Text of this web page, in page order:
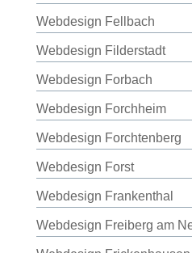
Webdesign Fellbach
Webdesign Filderstadt
Webdesign Forbach
Webdesign Forchheim
Webdesign Forchtenberg
Webdesign Forst
Webdesign Frankenthal
Webdesign Freiberg am